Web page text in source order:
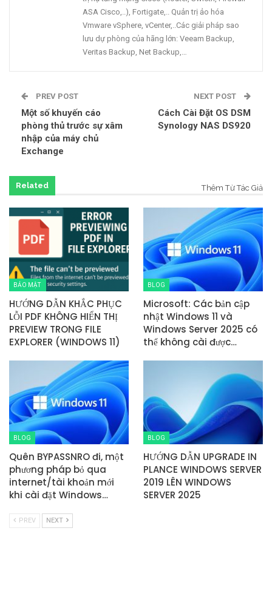
ASA Cisco,..), Fortigate,.. Quản trị ảo hóa
Vmware vSphere, vCenter,..Các giải pháp sao
lưu dự phòng của hãng lớn: Veeam Backup,
Veritas Backup, Net Backup,…
PREV POST
Một số khuyến cáo
phòng thủ trước sự xâm
nhập của máy chủ
Exchange
NEXT POST
Cách Cài Đặt OS DSM
Synology NAS DS920
Related Thêm Từ Tác Giả
BẢO MẬT
HƯỚNG DẪN KHẮC PHỤC
LỖI PDF KHÔNG HIỂN THỊ
PREVIEW TRONG FILE
EXPLORER (WINDOWS 11)
BLOG
Microsoft: Các bản cập
nhật Windows 11 và
Windows Server 2025 có
thể không cài được…
BLOG
Quên BYPASSNRO đi, một
phương pháp bỏ qua
internet/tài khoản mới
khi cài đặt Windows…
BLOG
HƯỚNG DẪN UPGRADE IN
PLANCE WINDOWS SERVER
2019 LÊN WINDOWS
SERVER 2025
PREV NEXT